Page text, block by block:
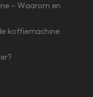
– Waarom en
koffiemachine